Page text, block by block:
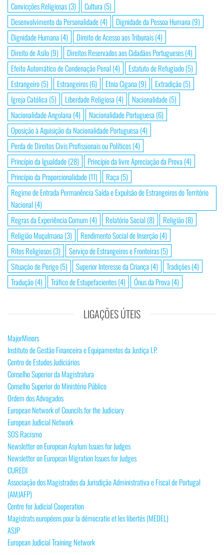
Convicções Religiosas(3) Cultura (5)
Desenvolvimento da Personalidade(4) Dignidade da Pessoa Humana (9)
Dignidade Humana (4) Direito de Acesso aos Tribunais(4)
Direito de Asilo(9) Direitos Reservados aos Cidadãos Portugueses(4)
Efeito Automático de Condenação Penal (4) Estatuto de Refugiado(5)
Estrangeiro(5) Estrangeiros(6) Etnia Cigana (9) Extradição(5)
Igreja Católica (5) Liberdade Religiosa (4) Nacionalidade(5)
Nacionalidade Angolana (4) Nacionalidade Portuguesa (6)
Oposição à Aquisição da Nacionalidade Portuguesa (4)
Perda de Direitos Civis Profissionais ou Políticos(4)
Princípio da Igualdade(28) Princípio da livre Apreciação da Prova (4)
Princípio da Proporcionalidade(11) Raça (5)
Regime de Entrada Permanência Saída e Expulsão de Estrangeiros do Território
Nacional (4)
Regras da Experiência Comum (4) Relatório Social (8) Religião(8)
Religião Muçulmana (3) Rendimento Social de Inserção(4)
Ritos Religiosos(3) Serviço de Estrangeiros e Fronteiras(5)
Situação de Perigo(5) Superior Interesse da Criança (4) Tradições(4)
Tradução(4) Tráfico de Estupefacientes(4) Ónus da Prova (4)
LIGAÇÕES ÚTEIS
MajorMinors
Instituto de Gestão Financeira e Equipamentos da Justiça I.P.
Centro de Estudos Judiciários
Conselho Superior da Magistratura
Conselho Superior do Ministério Público
Ordem dos Advogados
European Network of Councils for the Judiciary
European Judicial Network
SOS Racismo
Newsletter on European Asylum Issues for Judges
Newsletter on European Migration Issues for Judges
CUREDI
Associação dos Magistrados da Jurisdição Administrativa e Fiscal de Portugal
(AMJAFP)
Centre for Judicial Cooperation
Magistrats européens pour la démocratie et les libertés (MEDEL)
ASJP
European Judicial Training Network